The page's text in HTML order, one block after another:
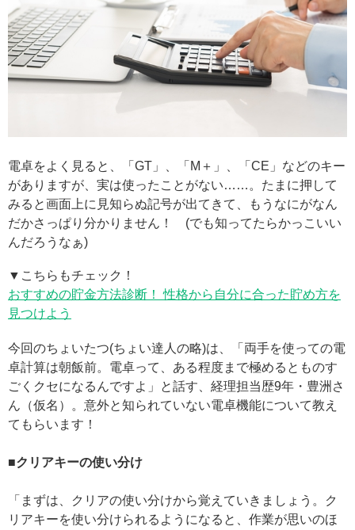
電卓をよく見ると、「GT」、「M＋」、「CE」などのキー
がありますが、実は使ったことがない……。たまに押して
みると画面上に見知らぬ記号が出てきて、もうなにがなん
だかさっぱり分かりません！ (でも知ってたらかっこいい
んだろうなぁ)
▼こちらもチェック！
おすすめの貯金方法診断！ 性格から自分に合った貯め方を
見つけよう
今回のちょいたつ(ちょい達人の略)は、「両手を使っての電
卓計算は朝飯前。電卓って、ある程度まで極めるとものす
ごくクセになるんですよ」と話す、経理担当歴9年・豊洲さ
ん（仮名）。意外と知られていない電卓機能について教え
てもらいます！
■クリアキーの使い分け
「まずは、クリアの使い分けから覚えていきましょう。ク
リアキーを使い分けられるようになると、作業が思いのほ